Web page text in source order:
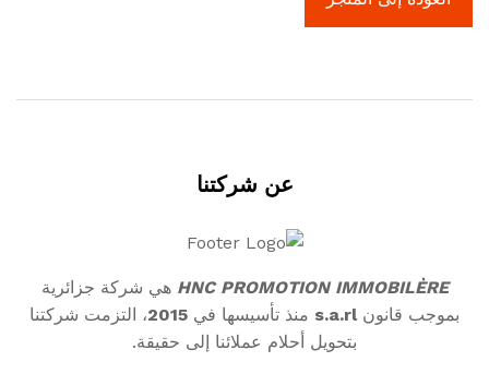
عن شركتنا
HNC PROMOTION IMMOBILÈRE هي شركة جزائرية
بموجب قانونs.a.rl منذ تأسيسها في 2015، التزمت شركتنا
بتحويل أحلام عملائنا إلى حقيقة.